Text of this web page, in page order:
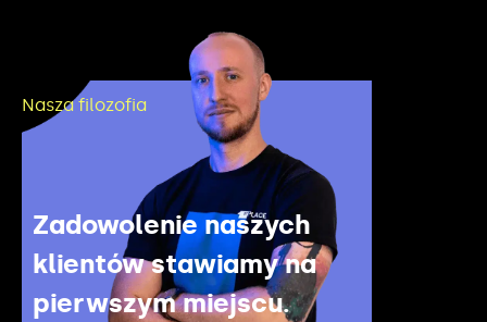
Nasza filozofia
Zadowolenie naszych
klientów stawiamy na
pierwszym miejscu.